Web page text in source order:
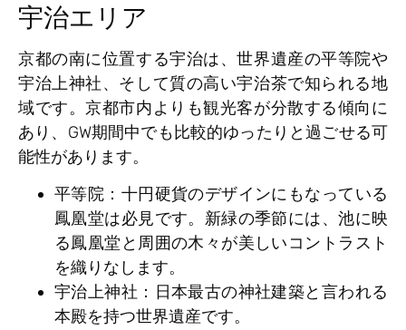
宇治エリア
京都の南に位置する宇治は、世界遺産の平等院や
宇治上神社、そして質の高い宇治茶で知られる地
域です。京都市内よりも観光客が分散する傾向に
あり、GW期間中でも比較的ゆったりと過ごせる可
能性があります。
平等院 ：十円硬貨のデザインにもなっている
鳳凰堂は必見です。新緑の季節には、池に映
る鳳凰堂と周囲の木々が美しいコントラスト
を織りなします。
宇治上神社 ：日本最古の神社建築と言われる
本殿を持つ世界遺産です。